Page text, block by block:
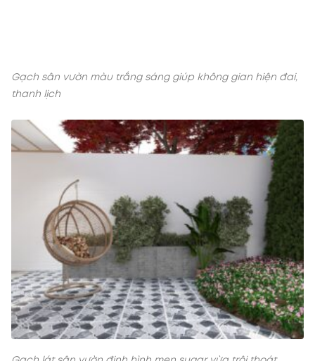
Gạch sân vườn màu trắng sáng giúp không gian hiện đai,
thanh lịch